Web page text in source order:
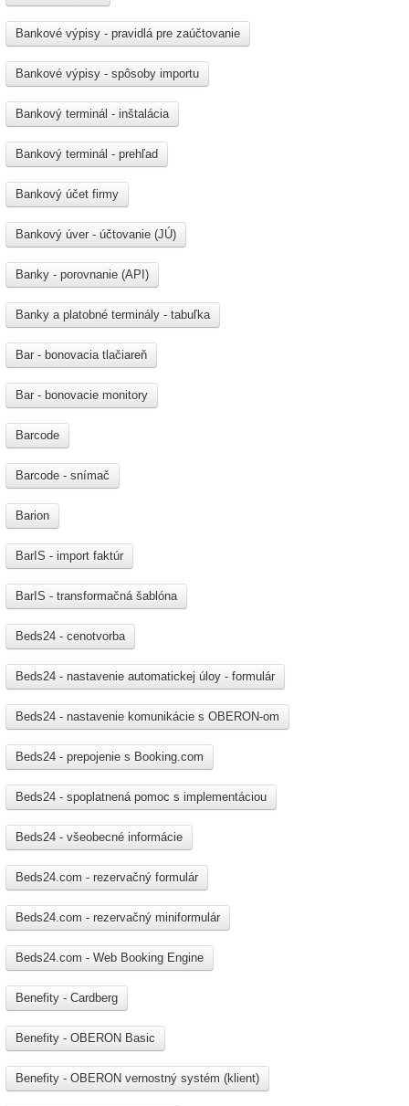
Bankové výpisy - pravidlá pre zaúčtovanie
Bankové výpisy - spôsoby importu
Bankový terminál - inštalácia
Bankový terminál - prehľad
Bankový účet firmy
Bankový úver - účtovanie (JÚ)
Banky - porovnanie (API)
Banky a platobné terminály - tabuľka
Bar - bonovacia tlačiareň
Bar - bonovacie monitory
Barcode
Barcode - snímač
Barion
BarIS - import faktúr
BarIS - transformačná šablóna
Beds24 - cenotvorba
Beds24 - nastavenie automatickej úloy - formulár
Beds24 - nastavenie komunikácie s OBERON-om
Beds24 - prepojenie s Booking.com
Beds24 - spoplatnená pomoc s implementáciou
Beds24 - všeobecné informácie
Beds24.com - rezervačný formulár
Beds24.com - rezervačný miniformulár
Beds24.com - Web Booking Engine
Benefity - Cardberg
Benefity - OBERON Basic
Benefity - OBERON vernostný systém (klient)